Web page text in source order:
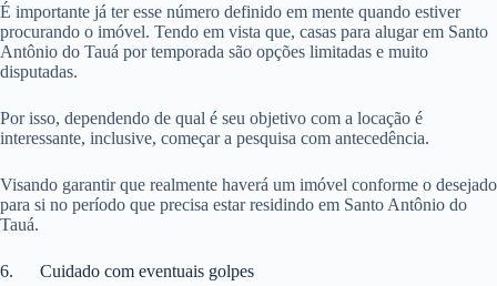
É importante já ter esse número definido em mente quando estiver
procurando o imóvel. Tendo em vista que, casas para alugar em Santo
Antônio do Tauá por temporada são opções limitadas e muito
disputadas.
Por isso, dependendo de qual é seu objetivo com a locação é
interessante, inclusive, começar a pesquisa com antecedência.
Visando garantir que realmente haverá um imóvel conforme o desejado
para si no período que precisa estar residindo em Santo Antônio do
Tauá.
6. Cuidado com eventuais golpes